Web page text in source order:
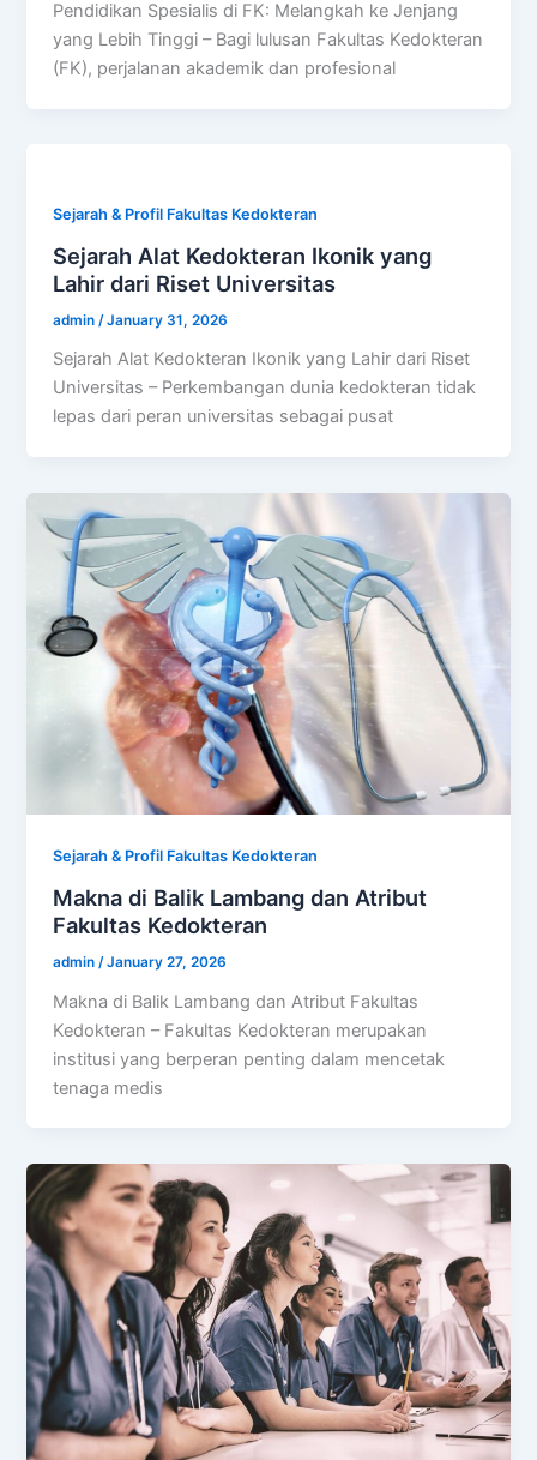
Pendidikan Spesialis di FK: Melangkah ke Jenjang
yang Lebih Tinggi – Bagi lulusan Fakultas Kedokteran
(FK), perjalanan akademik dan profesional
Sejarah & Profil Fakultas Kedokteran
Sejarah Alat Kedokteran Ikonik yang
Lahir dari Riset Universitas
admin /January 31, 2026
Sejarah Alat Kedokteran Ikonik yang Lahir dari Riset
Universitas – Perkembangan dunia kedokteran tidak
lepas dari peran universitas sebagai pusat
Sejarah & Profil Fakultas Kedokteran
Makna di Balik Lambang dan Atribut
Fakultas Kedokteran
admin /January 27, 2026
Makna di Balik Lambang dan Atribut Fakultas
Kedokteran – Fakultas Kedokteran merupakan
institusi yang berperan penting dalam mencetak
tenaga medis